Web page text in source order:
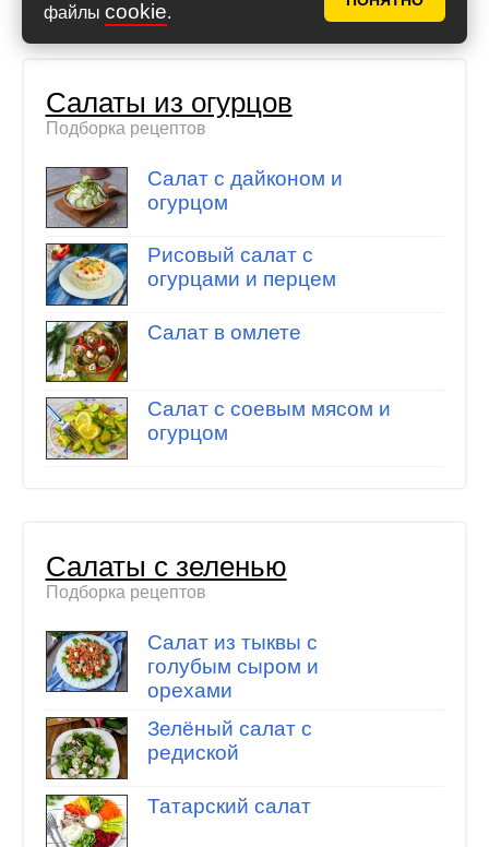
файлы cookie.
Салаты из огурцов
Подборка рецептов
Салат с дайконом и
огурцом
Рисовый салат с
огурцами и перцем
Салат в омлете
Салат с соевым мясом и
огурцом
Салаты с зеленью
Подборка рецептов
Салат из тыквы с
голубым сыром и
орехами
Зелёный салат с
редиской
Татарский салат